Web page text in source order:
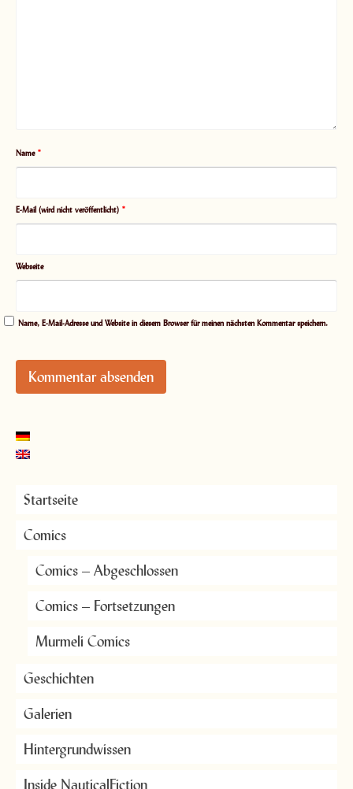
Name *
E-Mail (wird nicht veröffentlicht) *
Webseite
Name, E-Mail-Adresse und Website in diesem Browser für meinen nächsten Kommentar speichern.
Startseite
Comics
Comics – Abgeschlossen
Comics – Fortsetzungen
Murmeli Comics
Geschichten
Galerien
Hintergrundwissen
Inside NauticalFiction